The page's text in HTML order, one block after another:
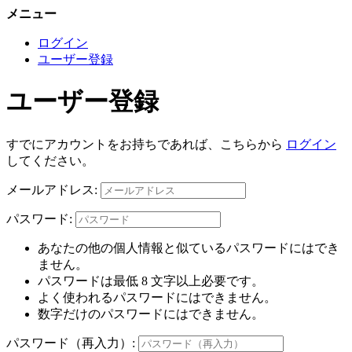
メニュー
ログイン
ユーザー登録
ユーザー登録
すでにアカウントをお持ちであれば、こちらから ログイン
してください。
メールアドレス:
パスワード:
あなたの他の個人情報と似ているパスワードにはでき
ません。
パスワードは最低 8 文字以上必要です。
よく使われるパスワードにはできません。
数字だけのパスワードにはできません。
パスワード（再入力）: